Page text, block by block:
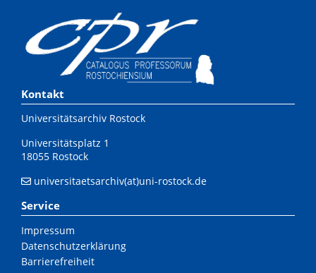
Kontakt
Universitätsarchiv Rostock
Universitätsplatz 1
18055 Rostock
universitaetsarchiv(at)uni-rostock.de
Service
Impressum
Datenschutzerklärung
Barrierefreiheit